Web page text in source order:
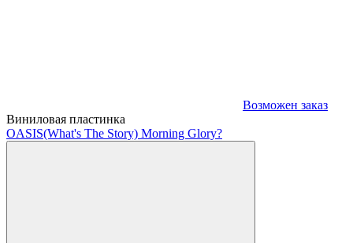
Возможен заказ
Виниловая пластинка
OASIS(What's The Story) Morning Glory?